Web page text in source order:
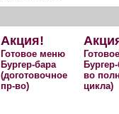
Акция!
Готовое меню
Бургер-бара
(доготовочное
пр-во)
во
цикла)